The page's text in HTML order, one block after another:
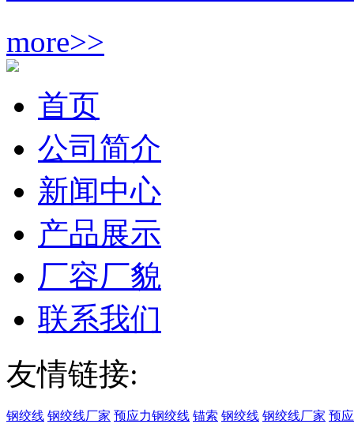
more>>
首页
公司简介
新闻中心
产品展示
厂容厂貌
联系我们
友情链接:
钢绞线 钢绞线厂家 预应力钢绞线 锚索 钢绞线 钢绞线厂家 预